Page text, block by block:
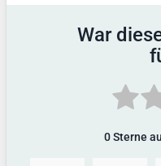
Alle Infos zum
War
0Sterne